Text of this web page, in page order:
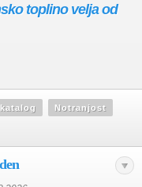
toplino velja od
Notranjost